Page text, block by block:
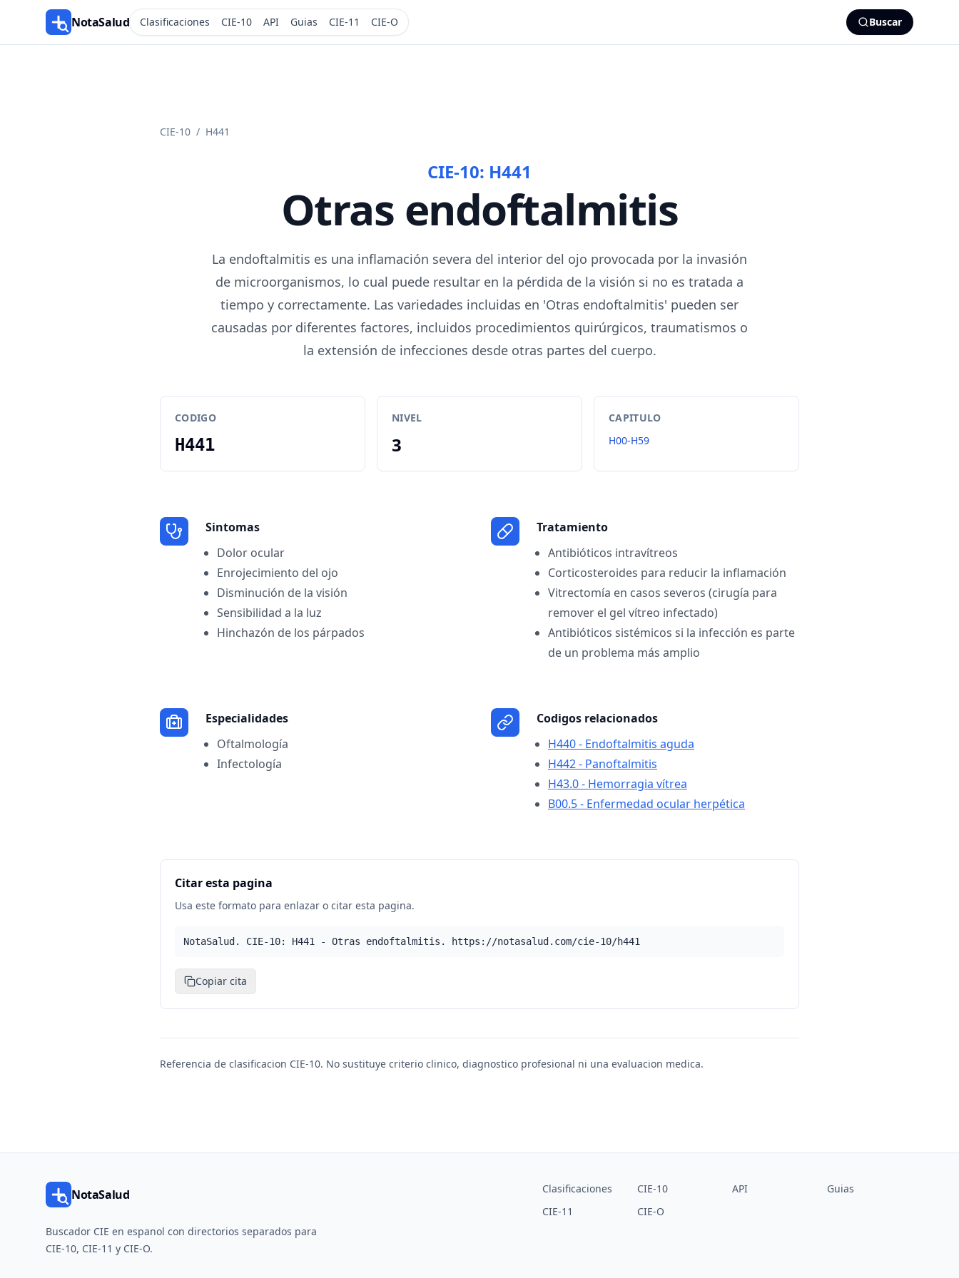
NotaSalud Clasificaciones CIE-10 API Guias CIE-11 CIE-O Buscar
CIE-10 / H441
CIE-10: H441
Otras endoftalmitis
La endoftalmitis es una inflamación severa del interior del ojo provocada por la invasión
de microorganismos, lo cual puede resultar en la pérdida de la visión si no es tratada a
tiempo y correctamente. Las variedades incluidas en 'Otras endoftalmitis' pueden ser
causadas por diferentes factores, incluidos procedimientos quirúrgicos, traumatismos o
la extensión de infecciones desde otras partes del cuerpo.
CODIGO
H441
NIVEL
3
CAPITULO
H00-H59
Sintomas
Dolor ocular
Enrojecimiento del ojo
Disminución de la visión
Sensibilidad a la luz
Hinchazón de los párpados
Tratamiento
Antibióticos intravítreos
Corticosteroides para reducir la inflamación
Vitrectomía en casos severos (cirugía para
remover el gel vítreo infectado)
Antibióticos sistémicos si la infección es parte
de un problema más amplio
Especialidades
Oftalmología
Infectología
Codigos relacionados
H440 - Endoftalmitis aguda
H442 - Panoftalmitis
H43.0 - Hemorragia vítrea
B00.5 - Enfermedad ocular herpética
Citar esta pagina
Usa este formato para enlazar o citar esta pagina.
NotaSalud. CIE-10: H441 - Otras endoftalmitis. https://notasalud.com/cie-10/h441
Copiar cita
Referencia de clasificacion CIE-10. No sustituye criterio clinico, diagnostico profesional ni una evaluacion medica.
NotaSalud
Buscador CIE en espanol con directorios separados para
CIE-10, CIE-11 y CIE-O.
Clasificaciones CIE-10 API
Guias
CIE-11
CIE-O